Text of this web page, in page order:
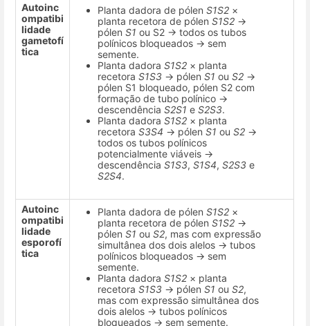
Autoinc
ompatibi
lidade
gametofí
tica
Planta dadora de pólen S1S2 ×
planta recetora de pólen S1S2 →
pólen S1 ou S2 → todos os tubos
polínicos bloqueados → sem
semente.
Planta dadora S1S2 × planta
recetora S1S3 → pólen S1 ou S2 →
pólen S1 bloqueado, pólen S2 com
formação de tubo polínico →
descendência S2S1 e S2S3.
Planta dadora S1S2 × planta
recetora S3S4 → pólen S1 ou S2 →
todos os tubos polínicos
potencialmente viáveis →
descendência S1S3, S1S4, S2S3 e
S2S4.
Autoinc
ompatibi
lidade
esporofí
tica
Planta dadora de pólen S1S2 ×
planta recetora de pólen S1S2 →
pólen S1 ou S2, mas com expressão
simultânea dos dois alelos → tubos
polínicos bloqueados → sem
semente.
Planta dadora S1S2 × planta
recetora S1S3 → pólen S1 ou S2,
mas com expressão simultânea dos
dois alelos → tubos polínicos
bloqueados → sem semente.